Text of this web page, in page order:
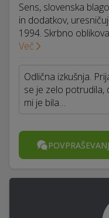
Sens, slovenska
in dodatkov,
1994. Skrbno
Več
Odlična izkušnja.
se je zelo potrudila,
mi je bila…